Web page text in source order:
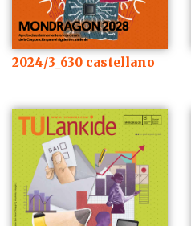
2024/3_630 castellano